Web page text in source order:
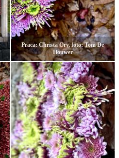
Praca: Christa Ory, foto: Tom De
Houwer